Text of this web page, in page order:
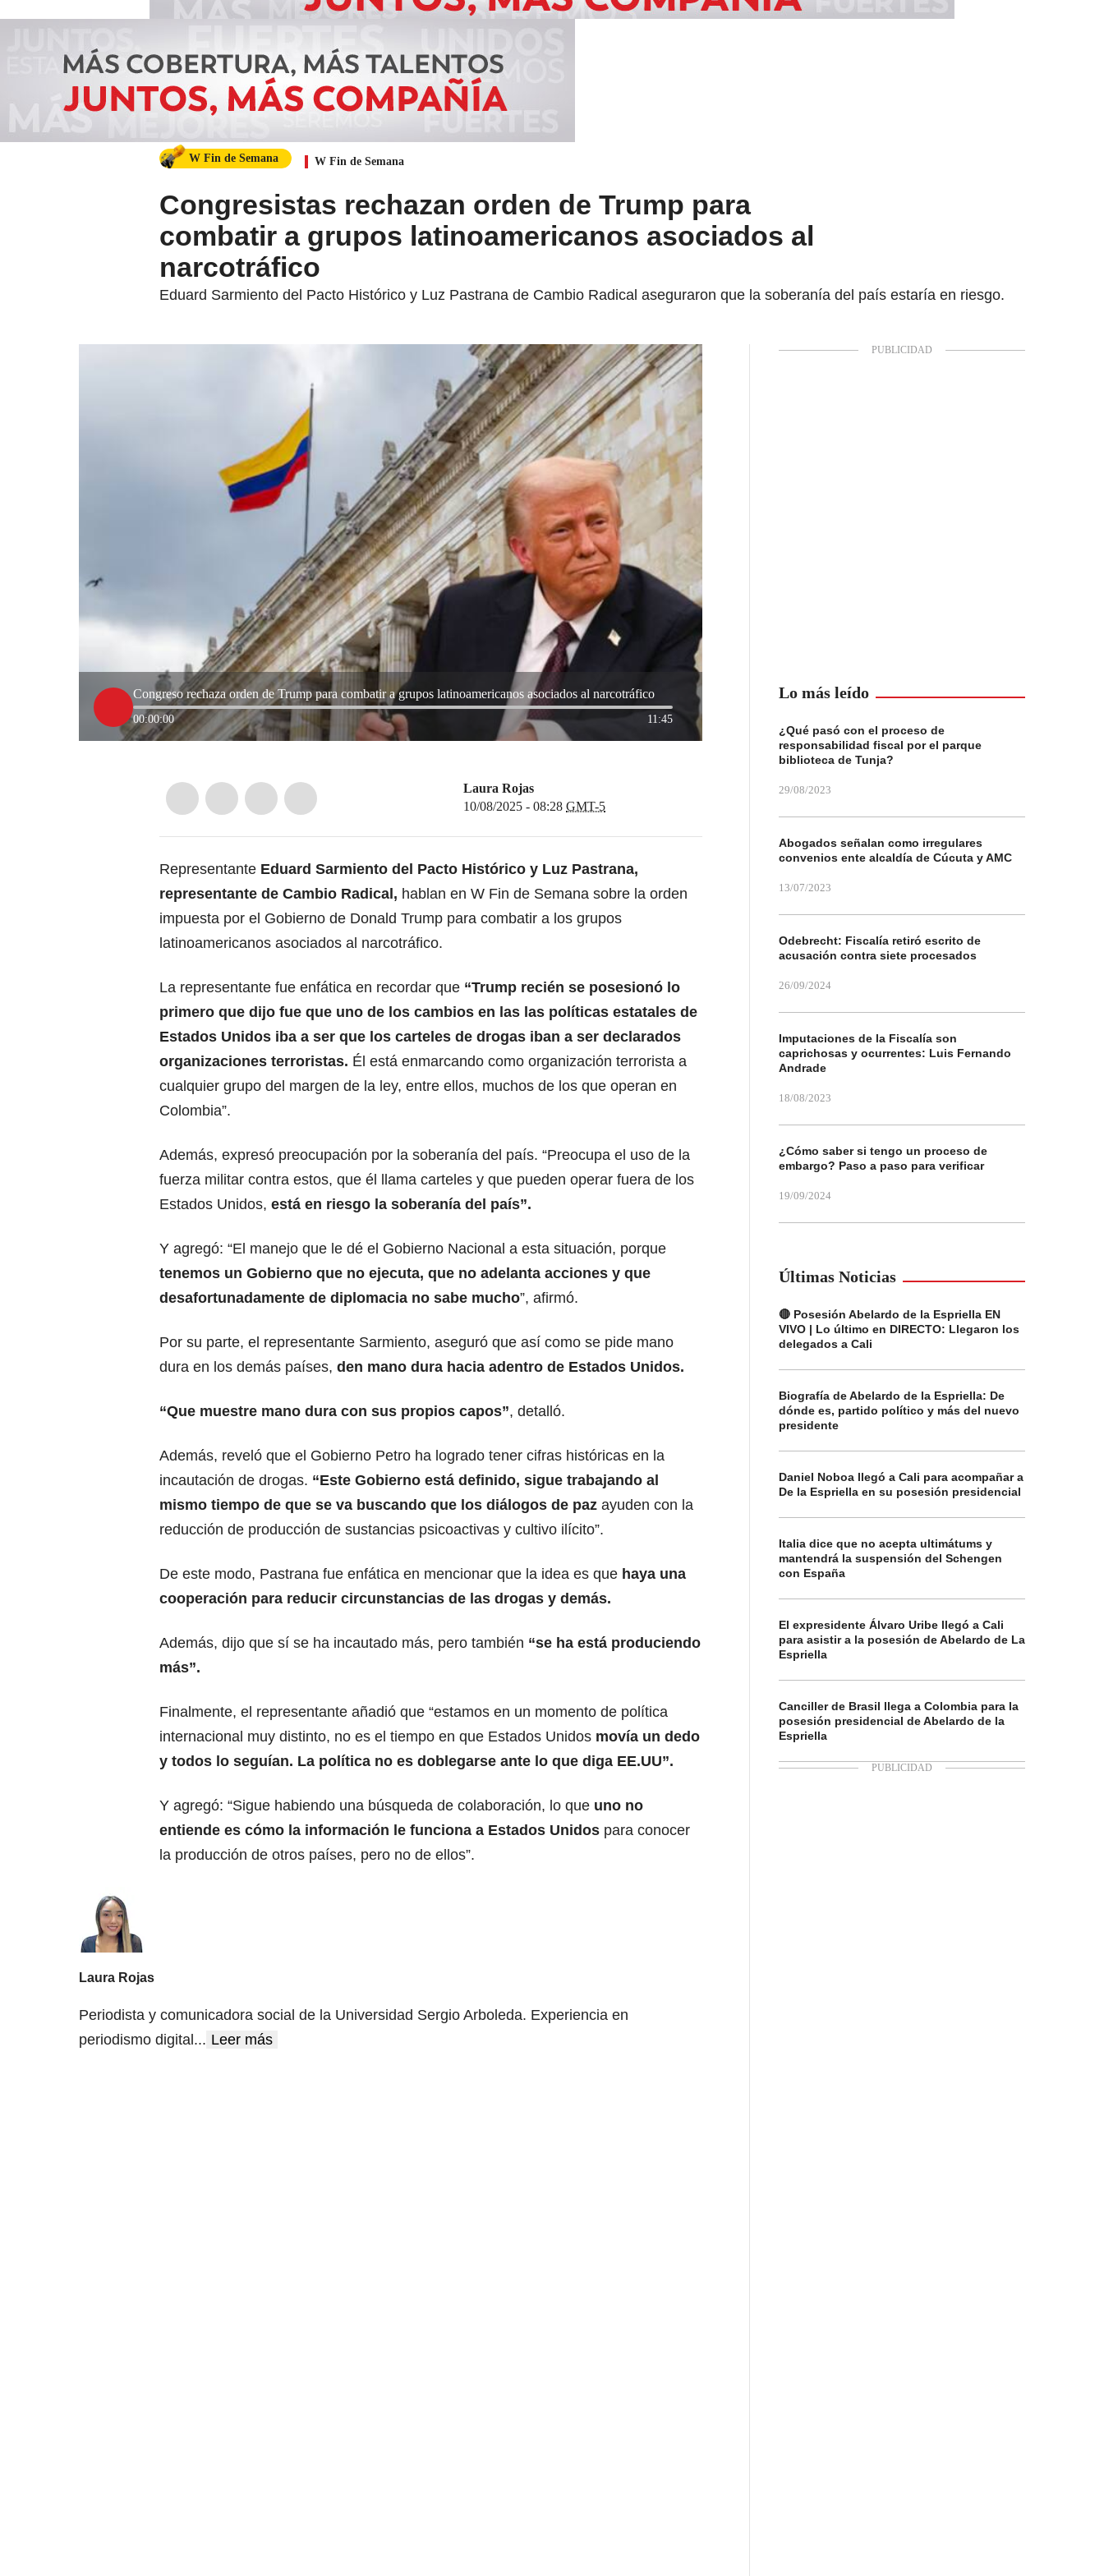
W Fin de Semana W Fin de Semana
Congresistas rechazan orden de Trump para
combatir a grupos latinoamericanos asociados al
narcotráfico
Eduard Sarmiento del Pacto Histórico y Luz Pastrana de Cambio Radical aseguraron que la soberanía del país estaría en riesgo.
Congreso rechaza orden de Trump para combatir a grupos latinoamericanos asociados al narcotráfico
00:00:00 11:45
Laura Rojas
10/08/2025 - 08:28 GMT-5
Representante Eduard Sarmiento del Pacto Histórico y Luz Pastrana,
representante de Cambio Radical, hablan en W Fin de Semana sobre la orden
impuesta por el Gobierno de Donald Trump para combatir a los grupos
latinoamericanos asociados al narcotráfico.
La representante fue enfática en recordar que “Trump recién se posesionó lo
primero que dijo fue que uno de los cambios en las las políticas estatales de
Estados Unidos iba a ser que los carteles de drogas iban a ser declarados
organizaciones terroristas. Él está enmarcando como organización terrorista a
cualquier grupo del margen de la ley, entre ellos, muchos de los que operan en
Colombia”.
Además, expresó preocupación por la soberanía del país. “Preocupa el uso de la
fuerza militar contra estos, que él llama carteles y que pueden operar fuera de los
Estados Unidos, está en riesgo la soberanía del país”.
Y agregó: “El manejo que le dé el Gobierno Nacional a esta situación, porque
tenemos un Gobierno que no ejecuta, que no adelanta acciones y que
desafortunadamente de diplomacia no sabe mucho”, afirmó.
Por su parte, el representante Sarmiento, aseguró que así como se pide mano
dura en los demás países, den mano dura hacia adentro de Estados Unidos.
“Que muestre mano dura con sus propios capos”, detalló.
Además, reveló que el Gobierno Petro ha logrado tener cifras históricas en la
incautación de drogas. “Este Gobierno está definido, sigue trabajando al
mismo tiempo de que se va buscando que los diálogos de paz ayuden con la
reducción de producción de sustancias psicoactivas y cultivo ilícito”.
De este modo, Pastrana fue enfática en mencionar que la idea es que haya una
cooperación para reducir circunstancias de las drogas y demás.
Además, dijo que sí se ha incautado más, pero también “se ha está produciendo
más”.
Finalmente, el representante añadió que “estamos en un momento de política
internacional muy distinto, no es el tiempo en que Estados Unidos movía un dedo
y todos lo seguían. La política no es doblegarse ante lo que diga EE.UU”.
Y agregó: “Sigue habiendo una búsqueda de colaboración, lo que uno no
entiende es cómo la información le funciona a Estados Unidos para conocer
la producción de otros países, pero no de ellos”.
Laura Rojas
Periodista y comunicadora social de la Universidad Sergio Arboleda. Experiencia en
periodismo digital... Leer más
Lo más leído
¿Qué pasó con el proceso de
responsabilidad fiscal por el parque
biblioteca de Tunja?
29/08/2023
Abogados señalan como irregulares
convenios ente alcaldía de Cúcuta y AMC
13/07/2023
Odebrecht: Fiscalía retiró escrito de
acusación contra siete procesados
26/09/2024
Imputaciones de la Fiscalía son
caprichosas y ocurrentes: Luis Fernando
Andrade
18/08/2023
¿Cómo saber si tengo un proceso de
embargo? Paso a paso para verificar
19/09/2024
Últimas Noticias
🔴 Posesión Abelardo de la Espriella EN
VIVO | Lo último en DIRECTO: Llegaron los
delegados a Cali
Biografía de Abelardo de la Espriella: De
dónde es, partido político y más del nuevo
presidente
Daniel Noboa llegó a Cali para acompañar a
De la Espriella en su posesión presidencial
Italia dice que no acepta ultimátums y
mantendrá la suspensión del Schengen
con España
El expresidente Álvaro Uribe llegó a Cali
para asistir a la posesión de Abelardo de La
Espriella
Canciller de Brasil llega a Colombia para la
posesión presidencial de Abelardo de la
Espriella